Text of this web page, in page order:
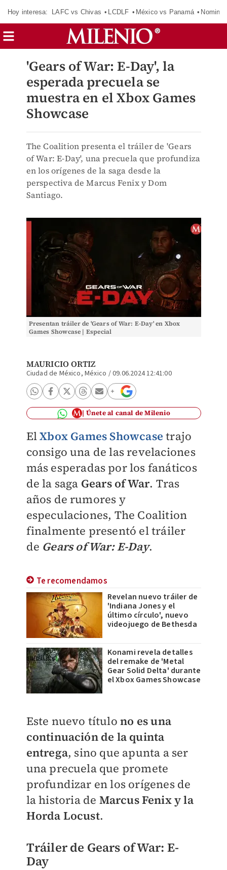
Hoy interesa: LAFC vs Chivas LCDLF México vs Panamá
'Gears of War: E-Day', la
esperada precuela se
muestra en el Xbox Games
Showcase
The Coalition presenta el tráiler de 'Gears
of War: E-Day', una precuela que profundiza
en los orígenes de la saga desde la
perspectiva de Marcus Fenix y Dom
Santiago.
Presentan tráiler de 'Gears of War: E-Day' en Xbox
Games Showcase | Especial
MAURICIO ORTIZ
Ciudad de México, México /09.06.2024 12:41:00
Únete al canal de Milenio
ElXbox Games Showcase trajo
consigo una de las revelaciones
más esperadas por los fanáticos
de la saga Gears of War. Tras
años de rumores y
especulaciones, The Coalition
finalmente presentó el tráiler
de Gears of War: E-Day.
Te recomendamos
Revelan nuevo tráiler de
'Indiana Jones y el
último círculo', nuevo
videojuego de Bethesda
Konami revela detalles
del remake de 'Metal
Gear Solid Delta' durante
el Xbox Games Showcase
Este nuevo títulono es una
continuación de la quinta
entrega, sino que apunta a ser
una precuela que promete
profundizar en los orígenes de
la historia de Marcus Fenix y la
Horda Locust.
Tráiler de Gears of War: E-
Day